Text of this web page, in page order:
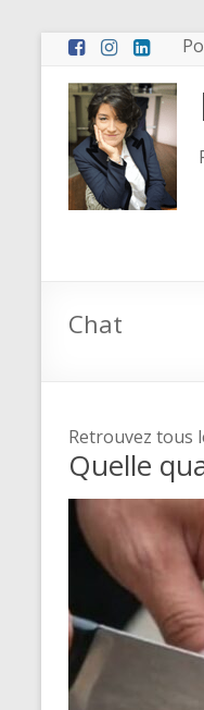
Chat
Retrouvez tous
Quelle